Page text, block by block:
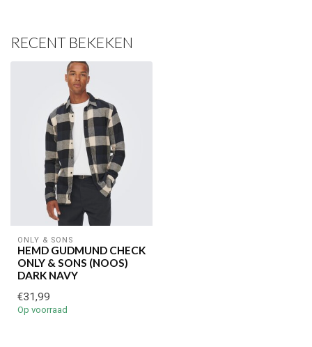
RECENT BEKEKEN
ONLY & SONS
HEMD GUDMUND CHECK
ONLY & SONS (NOOS)
DARK NAVY
€31,99
Op voorraad